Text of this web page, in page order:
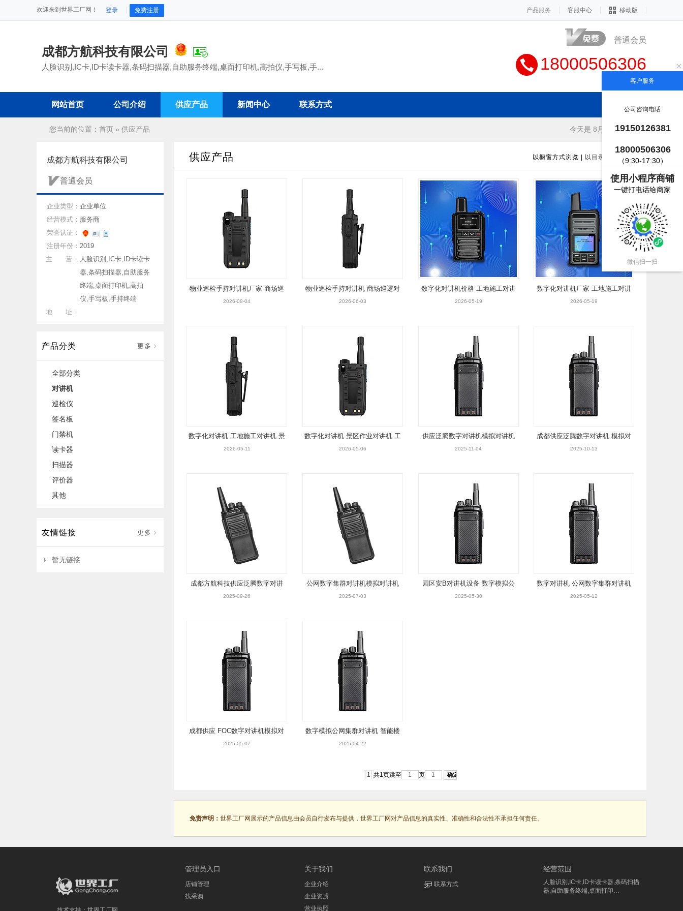
欢迎来到世界工厂网！ 登录 免费注册 产品服务 客服中心 移动版
成都方航科技有限公司
人脸识别,IC卡,ID卡读卡器,条码扫描器,自助服务终端,桌面打印机,高拍仪,手写板,手...
普通会员
18000506306
网站首页 公司介绍 供应产品 新闻中心 联系方式
今天是 8月7日 星期五
您当前的位置： 首页 » 供应产品
成都方航科技有限公司
普通会员
企业类型： 企业单位
经营模式： 服务商
荣誉认证：
注册年份： 2019
主 营： 人脸识别,IC卡,ID卡读卡
器,条码扫描器,自助服务
终端,桌面打印机,高拍
仪,手写板,手持终端
地 址：
更多
产品分类
全部分类
对讲机
巡检仪
签名板
门禁机
读卡器
扫描器
评价器
其他
更多
友情链接
暂无链接
以橱窗方式浏览 以目录方式浏览
供应产品
物业巡检手持对讲机厂家 商场巡
逻对讲机 景区调度对讲机
2026-08-04
物业巡检手持对讲机 商场巡逻对
讲机 景区调度对讲机
2026-06-03
数字化对讲机价格 工地施工对讲
机 景区作业对讲机
2026-05-19
数字化对讲机厂家 工地施工对讲
机 景区作业对讲机
2026-05-19
数字化对讲机 工地施工对讲机 景
区作业对讲机
2026-05-11
数字化对讲机 景区作业对讲机 工
地施工对讲机
2026-05-06
供应泛腾数字对讲机模拟对讲机
厂家景区对讲机
2025-11-04
成都供应泛腾数字对讲机 模拟对
讲机厂家 景区对讲机
2025-10-13
成都方航科技供应泛腾数字对讲
机 模拟对讲机厂家
2025-09-26
公网数字集群对讲机模拟对讲机
2025-07-03
园区安B对讲机设备 数字模拟公
网集群对讲机
2025-05-30
数字对讲机 公网数字集群对讲机
模拟对讲机
2025-05-12
成都供应 FOC数字对讲机模拟对
讲机
2025-05-07
数字模拟公网集群对讲机 智能楼
宇对讲设备
2025-04-22
1 共1页跳至 页
免责声明： 世界工厂网展示的产品信息由会员自行发布与提供，世界工厂网对产品信息的真实性、准确性和合法性不承担任何责任。
管理员入口
店铺管理
找采购
关于我们
企业介绍
企业资质
营业执照
联系我们
联系方式
经营范围
人脸识别,IC卡,ID卡读卡器,条码扫描
器,自助服务终端,桌面打印…
客户服务
公司咨询电话
19150126381
18000506306
（9:30-17:30）
使用小程序商铺
一键打电话给商家
微信扫一扫